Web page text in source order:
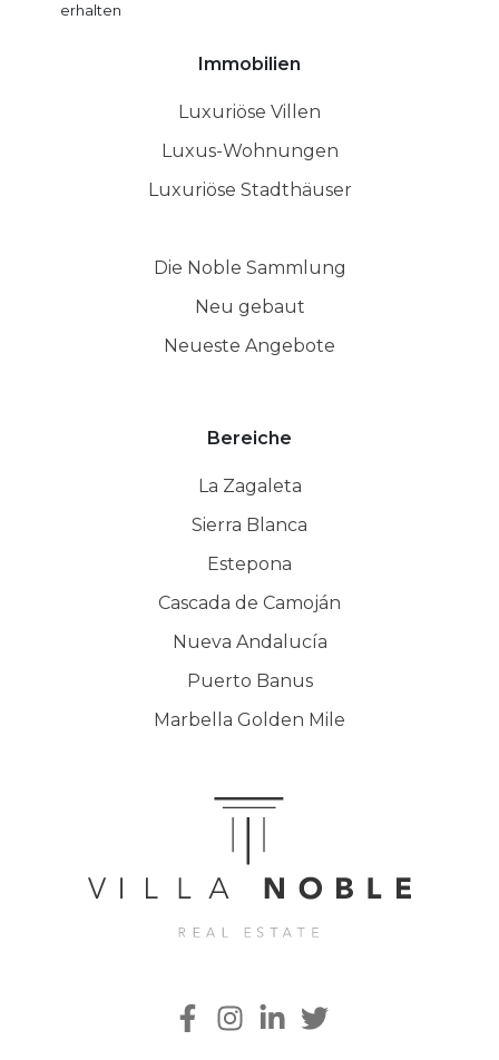
erhalten
Immobilien
Luxuriöse Villen
Luxus-Wohnungen
Luxuriöse Stadthäuser
Die Noble Sammlung
Neu gebaut
Neueste Angebote
Bereiche
La Zagaleta
Sierra Blanca
Estepona
Cascada de Camoján
Nueva Andalucía
Puerto Banus
Marbella Golden Mile